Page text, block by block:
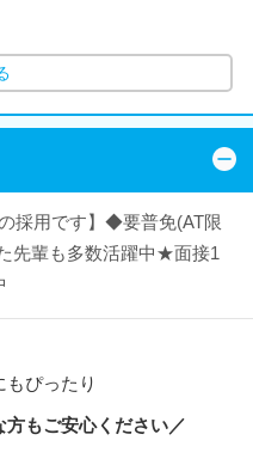
採用です】◆要普免(AT限
先輩も多数活躍中★面接1
ぴったり
もご安心ください／